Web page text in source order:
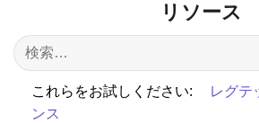
リソース
これらをお試しください: レグテ
ンス